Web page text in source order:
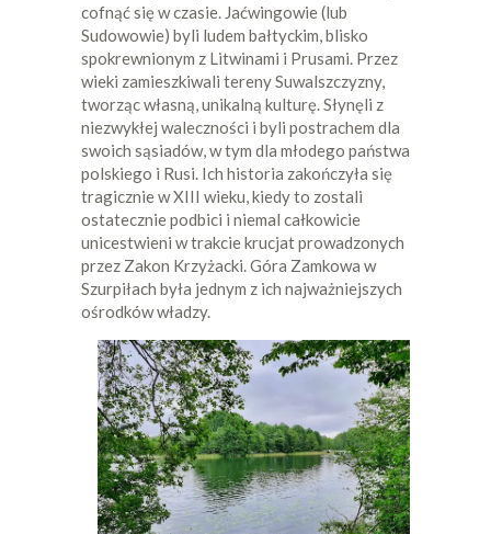
cofnąć się w czasie. Jaćwingowie (lub
Sudowowie) byli ludem bałtyckim, blisko
spokrewnionym z Litwinami i Prusami. Przez
wieki zamieszkiwali tereny Suwalszczyzny,
tworząc własną, unikalną kulturę. Słynęli z
niezwykłej waleczności i byli postrachem dla
swoich sąsiadów, w tym dla młodego państwa
polskiego i Rusi. Ich historia zakończyła się
tragicznie w XIII wieku, kiedy to zostali
ostatecznie podbici i niemal całkowicie
unicestwieni w trakcie krucjat prowadzonych
przez Zakon Krzyżacki. Góra Zamkowa w
Szurpiłach była jednym z ich najważniejszych
ośrodków władzy.